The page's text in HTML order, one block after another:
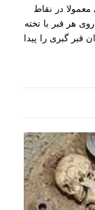
در نقاط
هر قبر با تخته
قبر گبری را پیدا